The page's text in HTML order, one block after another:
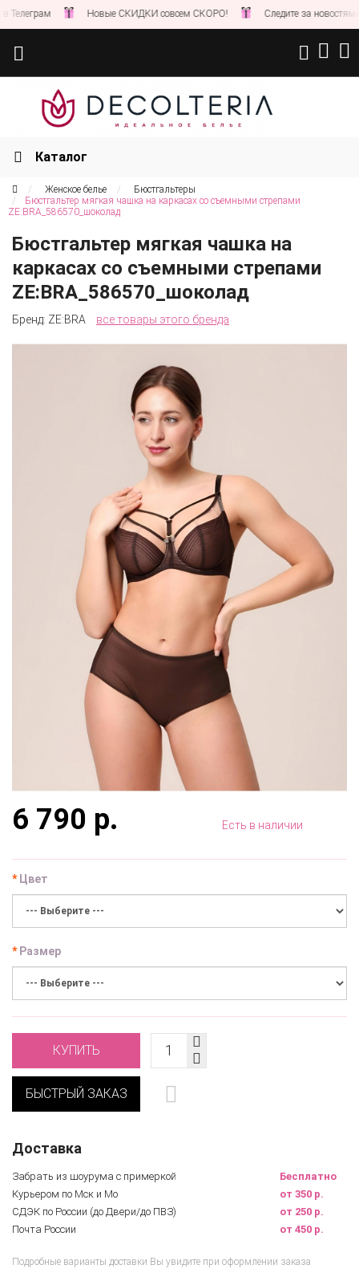
Новые СКИДКИ совсем СКОРО! Следите за новостями на
Каталог
Женское белье
Бюстгальтеры
Бюстгальтер мягкая чашка на каркасах со съемными стрепами
ZE:BRA_586570_шоколад
Бюстгальтер мягкая чашка на
каркасах со съемными стрепами
ZE:BRA_586570_шоколад
Бренд: ZE:BRA все товары этого бренда
6 790 р. Есть в наличии
Цвет
Размер
КУПИТЬ
БЫСТРЫЙ ЗАКАЗ
Доставка
Забрать из шоурума с примеркой
Бесплатно
Курьером по Мск и Мо
от 350 р.
СДЭК по России (до Двери/до ПВЗ)
от 250 р.
Почта России
от 450 р.
Подробные варианты доставки Вы увидите при оформлении заказа